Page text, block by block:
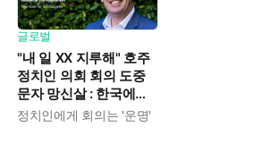
글로벌
"내 일 XX 지루해" 호주
정치인 의회 회의 도중
문자 망신살 : 한국에도
이런 '사고' 많았지
정치인에게 회의는 '운명'